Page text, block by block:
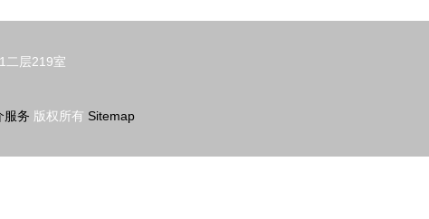
二层219室
服务 版权所有 Sitemap